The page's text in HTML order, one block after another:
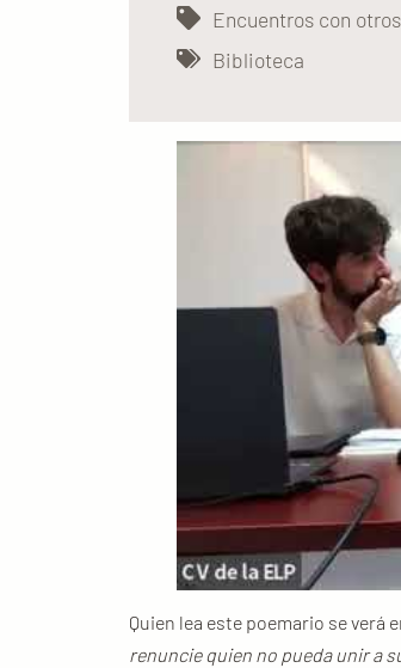
Encuentros con
Biblioteca
Quien lea este poemario se verá
renuncie quien no pueda unir a